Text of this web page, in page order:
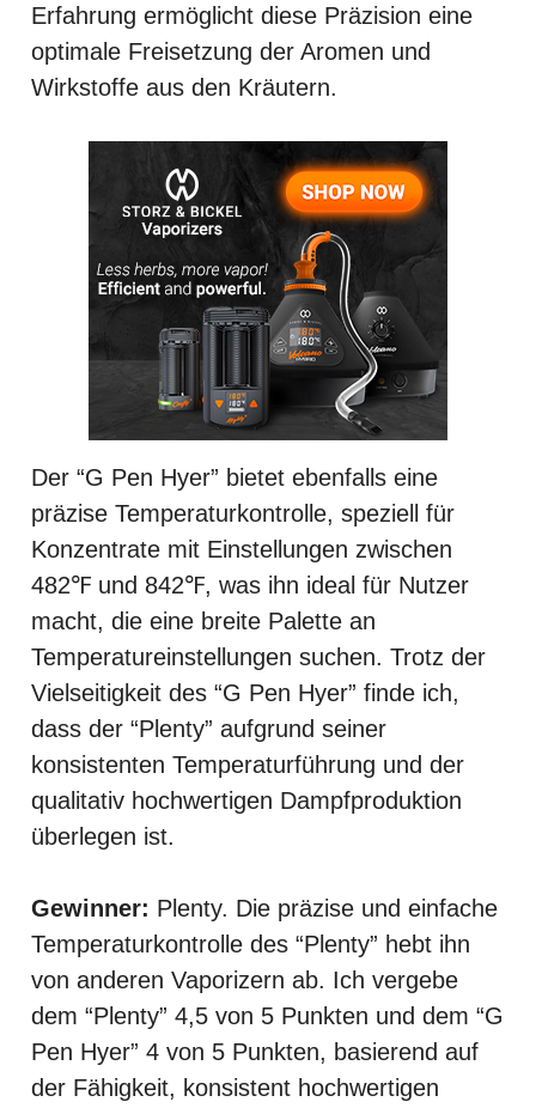
Erfahrung ermöglicht diese Präzision eine
optimale Freisetzung der Aromen und
Wirkstoffe aus den Kräutern.
Der “G Pen Hyer” bietet ebenfalls eine
präzise Temperaturkontrolle, speziell für
Konzentrate mit Einstellungen zwischen
482℉ und 842℉, was ihn ideal für Nutzer
macht, die eine breite Palette an
Temperatureinstellungen suchen. Trotz der
Vielseitigkeit des “G Pen Hyer” finde ich,
dass der “Plenty” aufgrund seiner
konsistenten Temperaturführung und der
qualitativ hochwertigen Dampfproduktion
überlegen ist.
Gewinner: Plenty. Die präzise und einfache
Temperaturkontrolle des “Plenty” hebt ihn
von anderen Vaporizern ab. Ich vergebe
dem “Plenty” 4,5 von 5 Punkten und dem “G
Pen Hyer” 4 von 5 Punkten, basierend auf
der Fähigkeit, konsistent hochwertigen